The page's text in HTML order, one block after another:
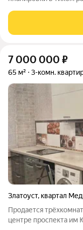
всегда много света.
ХВС и ГВС. В
7 000 000 ₽
65 м² 3-комн.
Златоуст, квартал
Продается
центре проспекта им